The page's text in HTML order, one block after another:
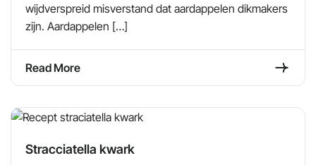
wijdverspreid misverstand dat aardappelen dikmakers
zijn. Aardappelen […]
Read More
Stracciatella kwark